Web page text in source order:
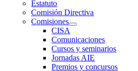
Estatuto
Comisión Directiva
Comisiones
CISA
Comunicaciones
Cursos y seminarios
Jornadas AIE
Premios y concursos